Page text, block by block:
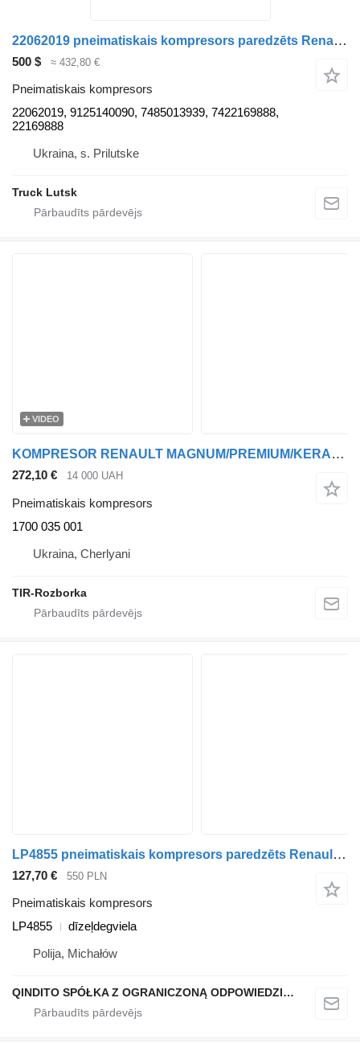
22062019 pneimatiskais kompresors paredzēts Renault Gama Range T vilcēja
500 $ ≈ 432,80 €
Pneimatiskais kompresors
22062019, 9125140090, 7485013939, 7422169888,
22169888
Ukraina, s. Prilutske
Truck Lutsk
VIDEO
KOMPRESOR RENAULT MAGNUM/PREMIUM/KERAX DXI, VOLVO DXI 1700 035 001 pneimatiskais kompresors paredzēts Renault MAGNUM/PREMIUM vilcēja
272,10 € 14 000 UAH
Pneimatiskais kompresors
1700 035 001
Ukraina, Cherlyani
TIR-Rozborka
LP4855 pneimatiskais kompresors paredzēts Renault PREMIUM DCI vilcēja
127,70 € 550 PLN
Pneimatiskais kompresors
LP4855
dīzeļdegviela
Polija, Michałów
QINDITO SPÓŁKA Z OGRANICZONĄ ODPOWIEDZIALNOŚCIĄ